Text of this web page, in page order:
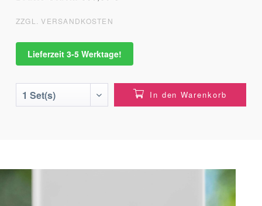
ZZGL. VERSANDKOSTEN
Lieferzeit 3-5 Werktage!
In den Warenkorb